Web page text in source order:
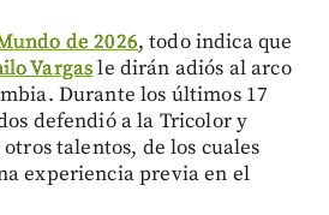
de 2026, todo indica que
Vargasle dirán adiós al arco
Durante los últimos 17
defendió a la Tricolor y
talentos, de los cuales
experiencia previa en el